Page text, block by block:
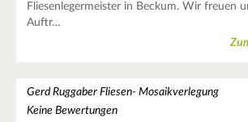
Fliesenlegermeister in Beckum. Wir freuen
Auftr…
Gerd Ruggaber Fliesen- Mosaikverlegung
Keine Bewertungen